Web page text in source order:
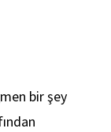
bir şey